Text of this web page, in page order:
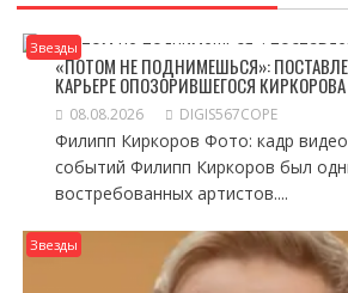
Звезды
«ПОТОМ НЕ ПОДНИМЕШЬСЯ»:
КАРЬЕРЕ ОПОЗОРИВШЕГОСЯ КИРКОРОВА
08.08.2026 DIGIS567COPE
Филипп Киркоров Фото: кадр
событий Филипп Киркоров был
востребованных артистов....
Звезды